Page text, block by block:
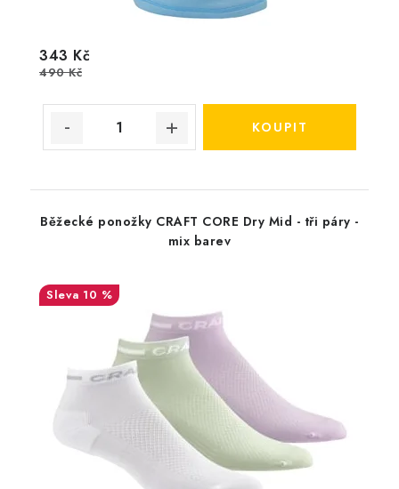
343 Kč
490 Kč
Běžecké ponožky CRAFT CORE Dry Mid - tři páry -
mix barev
10 %